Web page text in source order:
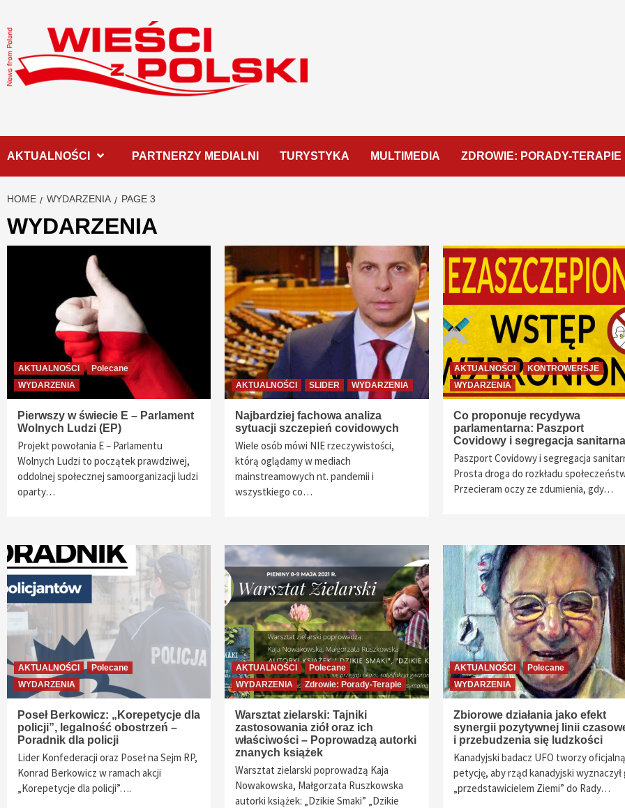
to
content
AKTUALNOŚCI PARTNERZY MEDIALNI TURYSTYKA MULTIMEDIA ZDROWIE: PORADY-TERAPIE
HOME WYDARZENIA PAGE 3
WYDARZENIA
AKTUALNOŚCI
Polecane
WYDARZENIA
Pierwszy w świecie E – Parlament
Wolnych Ludzi (EP)
Projekt powołania E – Parlamentu
Wolnych Ludzi to początek prawdziwej,
oddolnej społecznej samoorganizacji ludzi
oparty…
AKTUALNOŚCI SLIDER WYDARZENIA
Najbardziej fachowa analiza
sytuacji szczepień covidowych
Wiele osób mówi NIE rzeczywistości,
którą oglądamy w mediach
mainstreamowych nt. pandemii i
wszystkiego co…
AKTUALNOŚCI
KONTROWERSJE
WYDARZENIA
Co proponuje recydywa
parlamentarna: Paszport
Covidowy i segregacja sanitarna
Paszport Covidowy i segregacja
Prosta droga do rozkładu
Przecieram oczy ze zdumienia, gdy…
AKTUALNOŚCI
Polecane
WYDARZENIA
Poseł Berkowicz: „Korepetycje dla
policji”, legalność obostrzeń –
Poradnik dla policji
Lider Konfederacji oraz Poseł na Sejm RP,
Konrad Berkowicz w ramach akcji
„Korepetycje dla policji”….
AKTUALNOŚCI
Polecane
WYDARZENIA
Zdrowie: Porady-Terapie
Warsztat zielarski: Tajniki
zastosowania ziół oraz ich
właściwości – Poprowadzą autorki
znanych książek
Warsztat zielarski poprowadzą Kaja
Nowakowska, Małgorzata Ruszkowska
autorki książek: „Dzikie Smaki” „Dzikie
AKTUALNOŚCI
Polecane
WYDARZENIA
Zbiorowe działania jako efekt
synergii pozytywnej linii
i przebudzenia się ludzkości
Kanadyjski badacz UFO tworzy oficjalną
petycję, aby rząd kanadyjski wyznaczył
„przedstawicielem Ziemi” do Rady…